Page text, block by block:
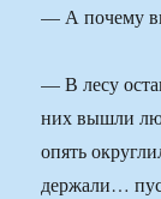
— А почему
— В лесу
них вышли
опять
держали…